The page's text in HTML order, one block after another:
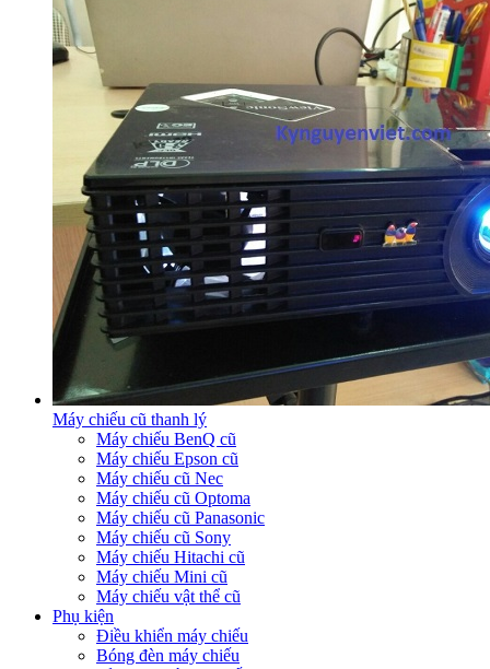
Máy chiếu cũ thanh lý
Máy chiếu BenQ cũ
Máy chiếu Epson cũ
Máy chiếu cũ Nec
Máy chiếu cũ Optoma
Máy chiếu cũ Panasonic
Máy chiếu cũ Sony
Máy chiếu Hitachi cũ
Máy chiếu Mini cũ
Máy chiếu vật thể cũ
Phụ kiện
Điều khiển máy chiếu
Bóng đèn máy chiếu